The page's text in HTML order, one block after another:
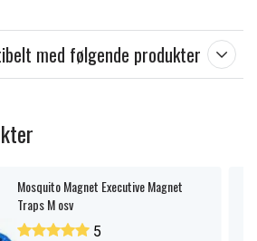
med følgende produkter
Mosquito Magnet Executive Magnet
Traps M osv
5